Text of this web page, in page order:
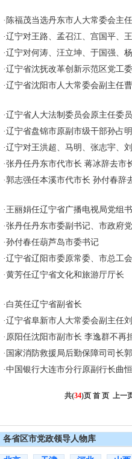
· 陈福茂当选丹东市人大常委会主任
·辽宁对王路、孟召江、宫国平、
·辽宁对何涛、汪立坤、于国强、
·辽宁省沈抚改革创新示范区党工
·辽宁省沈阳市人大常委会副主任
·辽宁省人大法制委员会原主任委
·辽宁省盘锦市原副市级干部孙占
·辽宁对王洪超、马明、张志宇、
·张丹任丹东市代市长 蒋冰辞去市
·郭志强任本溪市代市长 孙付春辞
·王丽娟任辽宁省广播电视局党组
·张丹任丹东市委副书记、市政府
·孙付春任葫芦岛市委书记
·辽宁省辽阳市委原常委、市总工
·黄芳任辽宁省文化和旅游厅厅长
· 白英任辽宁省副省长
·辽宁省阜新市人大常委会副主任
· 原阳任沈阳市副市长 李逸群不再
· 国家消防救援局后勤保障司司长
·中国银行大连市分行原副行长曲
共(34)页 首 页 上一
各省区市党政领导人物库